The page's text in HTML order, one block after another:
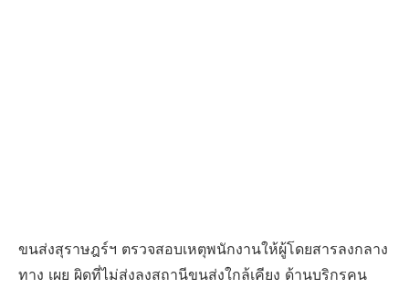
ขนส่งสุราษฎร์ฯ ตรวจสอบเหตุพนักงานให้ผู้โดยสารลงกลาง
ทาง เผย ผิดที่ไม่ส่งลงสถานีขนส่งใกล้เคียง ด้านบริกรคน